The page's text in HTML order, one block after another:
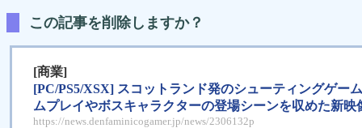
この記事を削除しますか？
[商業]
[PC/PS5/XSX] スコットランド発のシューティングゲー
ムプレイやボスキャラクターの登場シーンを収めた新映
https://news.denfaminicogamer.jp/news/2306132p